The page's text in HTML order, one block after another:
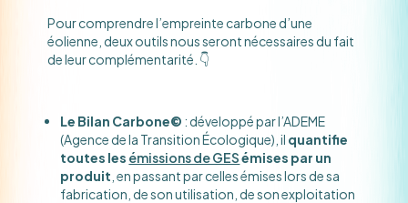
Pour comprendre l’empreinte carbone d’une
éolienne, deux outils nous seront nécessaires du fait
de leur complémentarité. 👇
Le Bilan Carbone© : développé par l’ADEME
(Agence de la Transition Écologique), il quantifie
toutes les émissions de GESémises par un
produit , en passant par celles émises lors de sa
fabrication, de son utilisation, de son exploitation